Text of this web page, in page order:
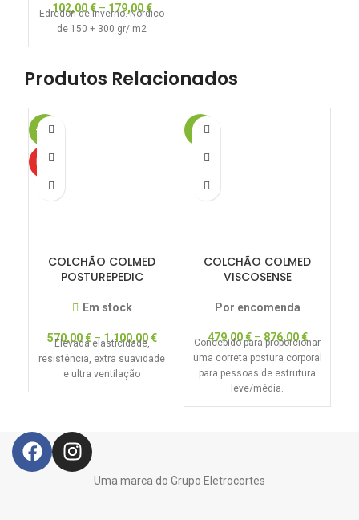
102,00€– 179,00€
Edredon de Inverno. Nórdico
de 150 + 300 gr/ m2
Produtos Relacionados
-20%
HOT
COLCHÃO COLMED
POSTUREPEDIC
Em stock
570,00€– 1.100,00€
Elevada elasticidade,
resistência, extra suavidade
e ultra ventilação
-20%
COLCHÃO COLMED
VISCOSENSE
Por encomenda
479,00€– 876,00€
Concebido para proporcionar
uma correta postura corporal
para pessoas de estrutura
leve/média.
Uma marca do Grupo Eletrocortes